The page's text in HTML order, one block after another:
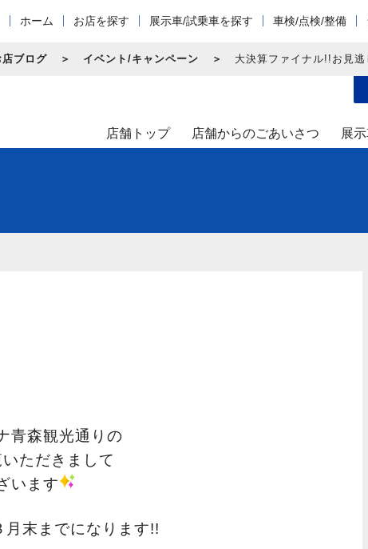
ホーム お店を探す 展示車/試乗車を探す 車検/点検/整備
店ブログ イベント/キャンペーン 大決算ファイナル!!お見
店舗トップ 店舗からのごあいさつ 展
青森観光通りの
ただきまして
います
末までになります!!